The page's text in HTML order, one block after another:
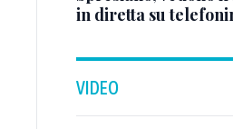
in diretta su
VIDEO